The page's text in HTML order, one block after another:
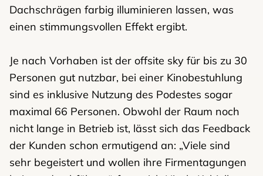
Dachschrägen farbig illuminieren lassen, was
einen stimmungsvollen Effekt ergibt.
Je nach Vorhaben ist der offsite sky für bis zu 30
Personen gut nutzbar, bei einer Kinobestuhlung
sind es inklusive Nutzung des Podestes sogar
maximal 66 Personen. Obwohl der Raum noch
nicht lange in Betrieb ist, lässt sich das Feedback
der Kunden schon ermutigend an: „Viele sind
sehr begeistert und wollen ihre Firmentagungen